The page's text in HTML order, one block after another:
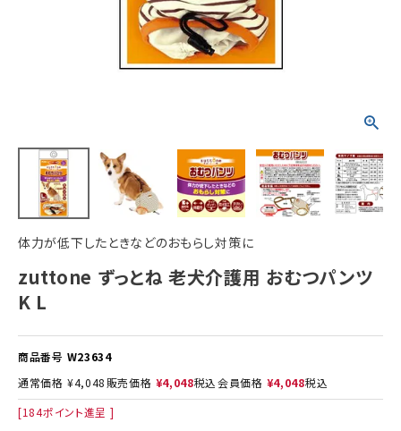
person 新規会員登録
体力が低下したときなどのおもらし対策に
zuttone ずっとね 老犬介護用 おむつパンツ
K L
商品番号 W23634
通常価格 ¥4,048 販売価格 ¥4,048税込会員価格 ¥4,048税込
[184ポイント進呈 ]